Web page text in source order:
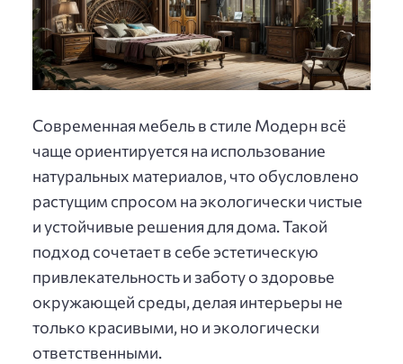
Современная мебель в стиле Модерн всё
чаще ориентируется на использование
натуральных материалов, что обусловлено
растущим спросом на экологически чистые
и устойчивые решения для дома. Такой
подход сочетает в себе эстетическую
привлекательность и заботу о здоровье
окружающей среды, делая интерьеры не
только красивыми, но и экологически
ответственными.